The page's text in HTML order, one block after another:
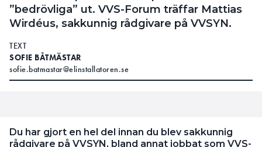
”bedrövliga” ut. VVS-Forum träffar Mattias
Wirdéus, sakkunnig rådgivare på VVSYN.
TEXT
SOFIE BÅTMÄSTAR
sofie.batmastar@elinstallatoren.se
Du har gjort en hel del innan du blev sakkunnig
rådgivare på VVSYN, bland annat jobbat som VVS-